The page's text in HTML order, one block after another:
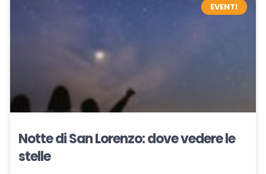
EVENTI
Notte di San Lorenzo: dove vedere le
stelle